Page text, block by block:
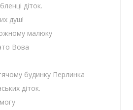
діток.
душ!
малюку
Вова
будинку Перлинка
діток.